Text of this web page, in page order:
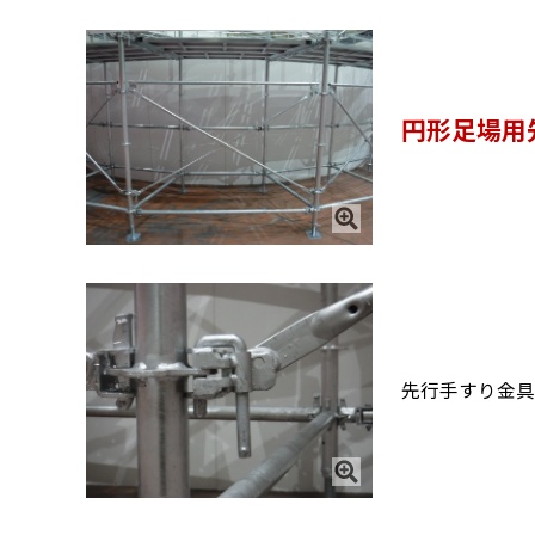
円形足場用
先行手すり金具